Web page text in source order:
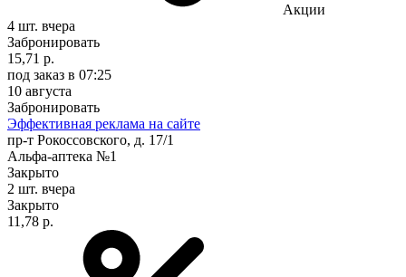
Акции
4 шт. вчера
Забронировать
15,71 р.
под заказ в 07:25
10 августа
Забронировать
Эффективная реклама на сайте
пр-т Рокоссовского, д. 17/1
Альфа-аптека №1
Закрыто
2 шт. вчера
Закрыто
11,78 р.